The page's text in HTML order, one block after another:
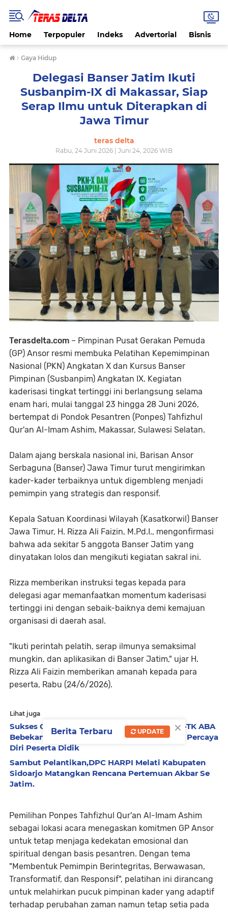
Home Terpopuler Indeks Advertorial Bisnis
› Gaya Hidup
Delegasi Banser Jatim Ikuti
Susbanpim-IX di Makassar, Siap
Serap Ilmu untuk Diterapkan di
Jawa Timur
teras delta
Rabu, 24 Juni 2026 | Juni 24, 2026 WIB
Terasdelta.com – Pimpinan Pusat Gerakan Pemuda
(GP) Ansor resmi membuka Pelatihan Kepemimpinan
Nasional (PKN) Angkatan X dan Kursus Banser
Pimpinan (Susbanpim) Angkatan IX. Kegiatan
kaderisasi tingkat tertinggi ini berlangsung selama
enam hari, mulai tanggal 23 hingga 28 Juni 2026,
bertempat di Pondok Pesantren (Ponpes) Tahfizhul
Qur'an Al-Imam Ashim, Makassar, Sulawesi Selatan.
​Dalam ajang berskala nasional ini, Barisan Ansor
Serbaguna (Banser) Jawa Timur turut mengirimkan
kader-kader terbaiknya untuk digembleng menjadi
pemimpin yang strategis dan responsif.
Kepala Satuan Koordinasi Wilayah (Kasatkorwil) Banser
Jawa Timur, H. Rizza Ali Faizin, M.Pd.I., mengonfirmasi
bahwa ada sekitar 5 anggota Banser Jatim yang
dinyatakan lolos dan mengikuti kegiatan sakral ini.
​Rizza memberikan instruksi tegas kepada para
delegasi agar memanfaatkan momentum kaderisasi
tertinggi ini dengan sebaik-baiknya demi kemajuan
organisasi di daerah asal.
​"Ikuti perintah pelatih, serap ilmunya semaksimal
mungkin, dan aplikasikan di Banser Jatim," ujar H.
Rizza Ali Faizin memberikan amanah kepada para
peserta, Rabu (24/6/2026).
Lihat juga
Sukses Gelar MPLS Ramah Anak, TPA-TC-KB-TK ABA
Bebekan Tumbuhkan Kemandirian dan Rasa Percaya
Diri Peserta Didik
Sambut Pelantikan,DPC HARPI Melati Kabupaten
Sidoarjo Matangkan Rencana Pertemuan Akbar Se
Jatim.
Pemilihan Ponpes Tahfizhul Qur'an Al-Imam Ashim
sebagai lokasi acara menegaskan komitmen GP Ansor
untuk tetap menjaga kedekatan emosional dan
spiritual dengan basis pesantren. Dengan tema
"Membentuk Pemimpin Berintegritas, Berwawasan,
Transformatif, dan Responsif", pelatihan ini dirancang
untuk melahirkan pucuk pimpinan kader yang adaptif
terhadap perubahan zaman namun tetap setia pada
×
Berita Terbaru UPDATE